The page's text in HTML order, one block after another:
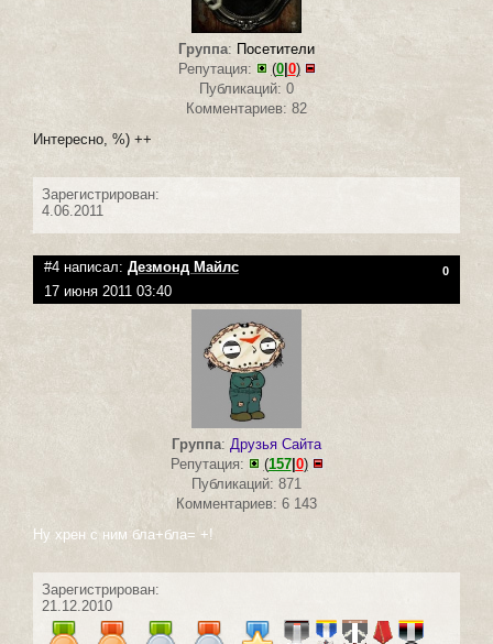
Группа: Посетители
Репутация:
(0| 0)
Публикаций: 0
Комментариев: 82
Интересно, %) ++
Зарегистрирован:
4.06.2011
#4 написал: Дезмонд Майлс 0
17 июня 2011 03:40
Группа: Друзья Сайта
Репутация:
(157| 0)
Публикаций: 871
Комментариев: 6 143
Ну хрен с ним бла+бла= +!
Зарегистрирован:
21.12.2010